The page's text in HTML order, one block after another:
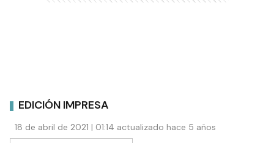
EDICIÓN IMPRESA
18 de abril de 2021 | 01:14 actualizado hace 5 años